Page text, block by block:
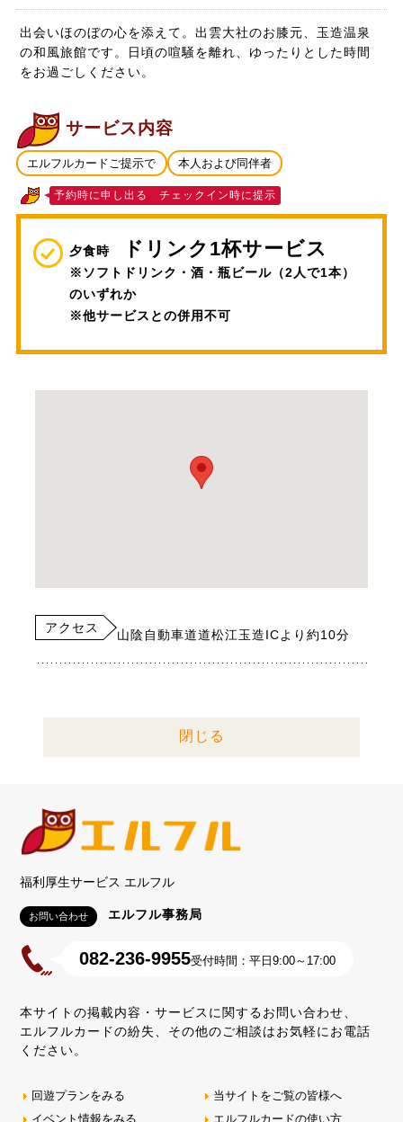
出会いほのぼの心を添えて。出雲大社のお膝元、玉造温泉
の和風旅館です。日頃の喧騒を離れ、ゆったりとした時間
をお過ごしください。
サービス内容
エルフルカードご提示で 本人および同伴者
予約時に申し出る チェックイン時に提示
夕食時 ドリンク1杯サービス
※ソフトドリンク・酒・瓶ビール（2人で1本）
のいずれか
※他サービスとの併用不可
アクセス 山陰自動車道道松江玉造ICより約10分
閉じる
福利厚生サービス エルフル
お問い合わせ エルフル事務局
082-236-9955受付時間：平日9:00～17:00
本サイトの掲載内容・サービスに関するお問い合わせ、
エルフルカードの紛失、その他のご相談はお気軽にお電話
ください。
回遊プランをみる
イベント情報をみる
当サイトをご覧の皆様へ
エルフルカードの使い方